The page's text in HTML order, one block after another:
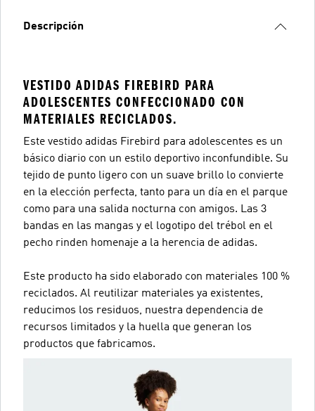
Descripción
VESTIDO ADIDAS FIREBIRD PARA
ADOLESCENTES CONFECCIONADO CON
MATERIALES RECICLADOS.
Este vestido adidas Firebird para adolescentes es un
básico diario con un estilo deportivo inconfundible. Su
tejido de punto ligero con un suave brillo lo convierte
en la elección perfecta, tanto para un día en el parque
como para una salida nocturna con amigos. Las 3
bandas en las mangas y el logotipo del trébol en el
pecho rinden homenaje a la herencia de adidas.
Este producto ha sido elaborado con materiales 100 %
reciclados. Al reutilizar materiales ya existentes,
reducimos los residuos, nuestra dependencia de
recursos limitados y la huella que generan los
productos que fabricamos.